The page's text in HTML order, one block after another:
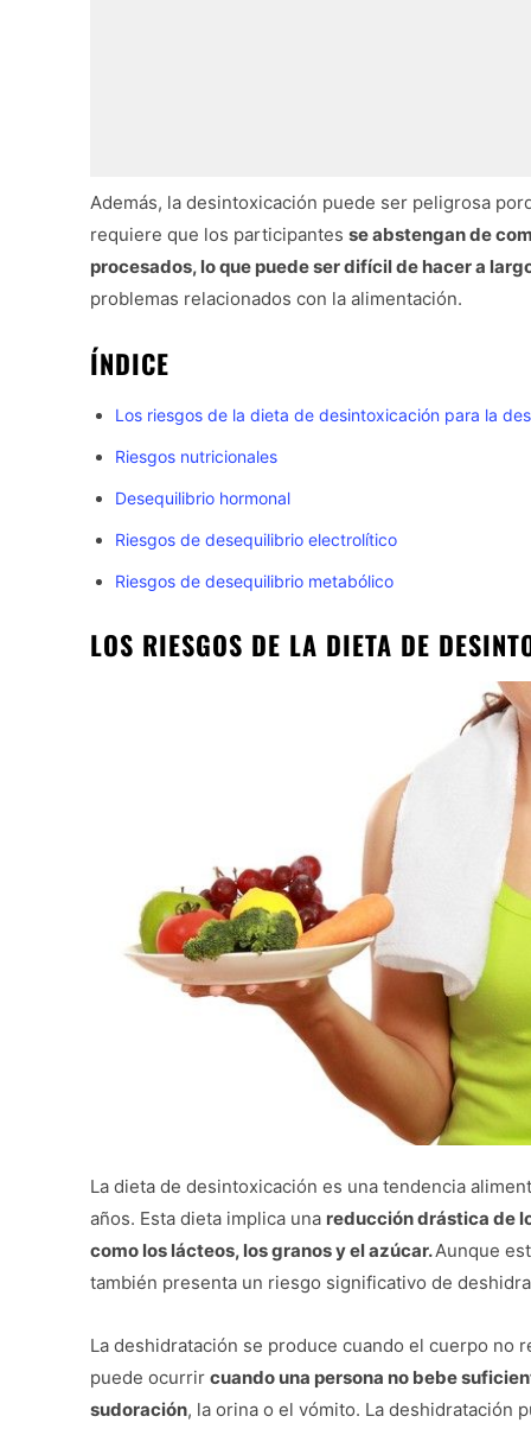
Además, la desintoxicación puede ser peligrosa
requiere que los participantes se abstengan de
procesados, lo que puede ser difícil de hacer a
problemas relacionados con la alimentación.
ÍNDICE
Los riesgos de la dieta de desintoxicación para la
Riesgos nutricionales
Desequilibrio hormonal
Riesgos de desequilibrio electrolítico
Riesgos de desequilibrio metabólico
LOS RIESGOS DE LA DIETA DE
La dieta de desintoxicación es una tendencia
años. Esta dieta implica una reducción drástica de
como los lácteos, los granos y el azúcar.Aunque
también presenta un riesgo significativo de
La deshidratación se produce cuando el cuerpo
puede ocurrir cuando una persona no bebe
sudoración, la orina o el vómito. La deshidratación